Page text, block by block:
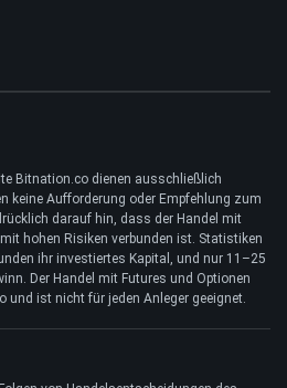
Bitnation.co dienen ausschließlich
keine Aufforderung oder Empfehlung zum
darauf hin, dass der Handel mit
hohen Risiken verbunden ist. Statistiken
ihr investiertes Kapital, und nur 11–25
Der Handel mit Futures und Optionen
und ist nicht für jeden Anleger geeignet.